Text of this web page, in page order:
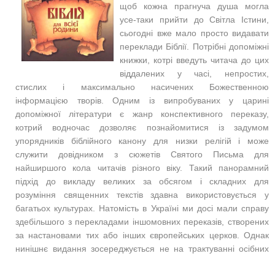
щоб кожна прагнуча душа могла
усе-таки прийти до Світла Істини,
сьогодні вже мало просто видавати
переклади Біблії. Потрібні допоміжні
книжки, котрі введуть читача до цих
віддалених у часі, непростих,
стислих і максимально насичених Божественною
інформацією творів.Одним із випробуваних у царині
допоміжної літератури є жанр конспективного переказу,
котрий водночас дозволяє познайомитися із задумом
упорядників біблійного канону для низки релігій і може
служити довідником з сюжетів Святого Письма для
найширшого кола читачів різного віку. Такий панорамний
підхід до викладу великих за обсягом і складних для
розуміння священних текстів здавна використовується у
багатьох культурах. Натомість в Україні ми досі мали справу
здебільшого з перекладами іншомовних переказів, створених
за настановами тих або інших європейських церков. Однак
нинішнє видання зосереджується не на трактуванні осібних